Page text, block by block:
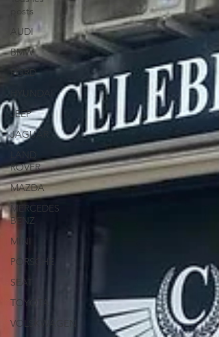
posts
AUDI
BMW
FORD
HYUNDAI
JEEP
JAGUAR
LAND
ROVER
MAZDA
MERCEDES
BENZ
MINI
PORSCHE
SEAT
TOYOTA
VOLSKWAGEN